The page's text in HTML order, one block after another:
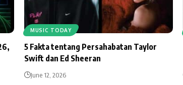
MUSIC TODAY
5 Fakta tentang Persahabatan Taylor
Swift dan Ed Sheeran
June 12, 2026